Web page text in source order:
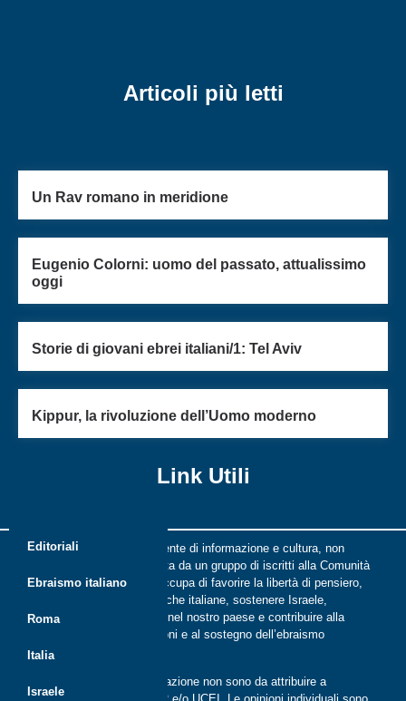
Articoli più letti
Un Rav romano in meridione
Eugenio Colorni: uomo del passato, attualissimo
oggi
Storie di giovani ebrei italiani/1: Tel Aviv
Kippur, la rivoluzione dell’Uomo moderno
Link Utili
Editoriali
Ebraismo italiano
Roma
Italia
Israele
Riflessi è una rivista indipendente di informazione e cultura, non
periodica, digitale e on line nata da un gruppo di iscritti alla Comunità
ebraica di Roma. Riflessi si occupa di favorire la libertà di pensiero,
il dialogo tra le comunità ebraiche italiane, sostenere Israele,
promuovere la cultura ebraica nel nostro paese e contribuire alla
crescita delle nuove generazioni e al sostegno dell’ebraismo
italiano.
Le opinioni espresse dalla redazione non sono da attribuire a